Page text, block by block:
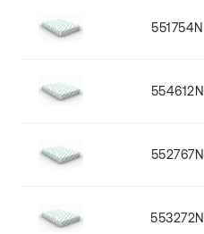
551754N
554612N
552767N
553272N